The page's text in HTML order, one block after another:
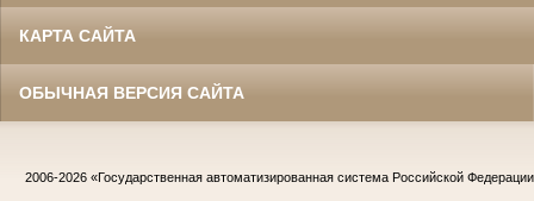
КАРТА САЙТА
ОБЫЧНАЯ ВЕРСИЯ САЙТА
2006-2026 «Государственная автоматизированная система Российской